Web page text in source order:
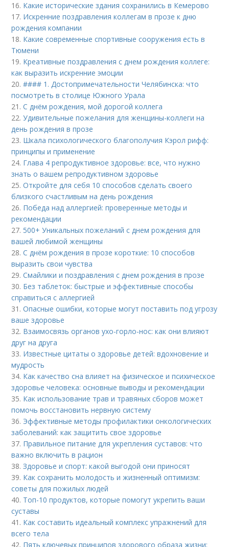
16. Какие исторические здания сохранились в Кемерово
17. Искренние поздравления коллегам в прозе к дню
рождения компании
18. Какие современные спортивные сооружения есть в
Тюмени
19. Креативные поздравления с днем рождения коллеге:
как выразить искренние эмоции
20.#### 1. Достопримечательности Челябинска: что
посмотреть в столице Южного Урала
21.С днём рождения, мой дорогой коллега
22.Удивительные пожелания для женщины-коллеги на
день рождения в прозе
23. Шкала психологического благополучия Кэрол рифф:
принципы и применение
24. Глава 4 репродуктивное здоровье: все, что нужно
знать о вашем репродуктивном здоровье
25.Откройте для себя 10 способов сделать своего
близкого счастливым на день рождения
26. Победа над аллергией: проверенные методы и
рекомендации
27. 500+ Уникальных пожеланий с днем рождения для
вашей любимой женщины
28.С днём рождения в прозе короткие: 10 способов
выразить свои чувства
29.Смайлики и поздравления с днем рождения в прозе
30. Без таблеток: быстрые и эффективные способы
справиться с аллергией
31.Опасные ошибки, которые могут поставить под угрозу
ваше здоровье
32. Взаимосвязь органов ухо-горло-нос: как они влияют
друг на друга
33. Известные цитаты о здоровье детей: вдохновение и
мудрость
34. Как качество сна влияет на физическое и психическое
здоровье человека: основные выводы и рекомендации
35. Как использование трав и травяных сборов может
помочь восстановить нервную систему
36. Эффективные методы профилактики онкологических
заболеваний: как защитить свое здоровье
37. Правильное питание для укрепления суставов: что
важно включить в рацион
38.Здоровье и спорт: какой выгодой они приносят
39. Как сохранить молодость и жизненный оптимизм:
советы для пожилых людей
40. Топ-10 продуктов, которые помогут укрепить ваши
суставы
41. Как составить идеальный комплекс упражнений для
всего тела
42. Пять ключевых принципов здорового образа жизни: